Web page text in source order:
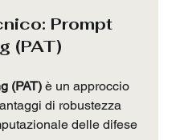
Prompt
(PAT)
(PAT) è un approccio
di robustezza
delle difese